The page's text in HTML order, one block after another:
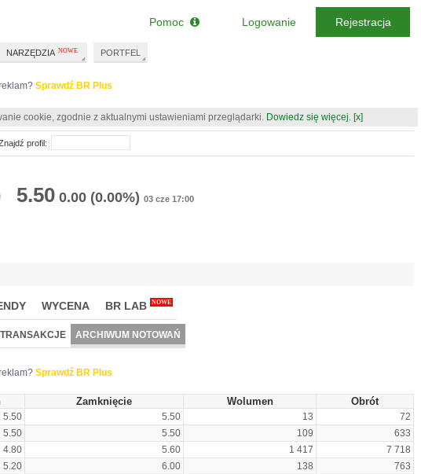
Sprawdź BR Plus
cookie, zgodnie z aktualnymi ustawieniami przeglądarki. Dowiedz się więcej. [x]
5.50 0.00 (0.00%) 03 cze 17:00
WYCENA BR LAB NOWE
TRANSAKCJE ARCHIWUM NOTOWAŃ
Sprawdź BR Plus
Zamknięcie Wolumen Obrót
5.50 5.50 13
72
5.50 5.50 109
633
4.80 5.60 1 417
7 718
5.20 6.00 138
763
profil:
NARZĘDZIA PORTFEL
Pomoc Logowanie Rejestracja